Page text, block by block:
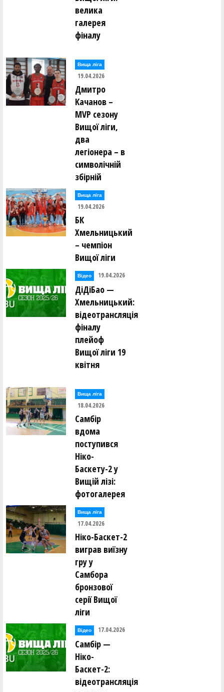
велика
галерея
фіналу
Вища лiга
19.04.2026
Дмитро
Качанов –
MVP сезону
Вищої ліги,
два
легіонера – в
символічній
збірній
Вища лiга
19.04.2026
БК
Хмельницький
– чемпіон
Вищої ліги
Відео 19.04.2026
ДіДіБао —
Хмельницький:
відеотрансляція
фіналу
плейоф
Вищої ліги 19
квітня
Вища лiга
18.04.2026
Самбір
вдома
поступився
Ніко-
Баскету-2 у
Вищій лізі:
фотогалерея
Вища лiга
17.04.2026
Ніко-Баскет-2
виграв виїзну
гру у
Самбора
бронзової
серії Вищої
ліги
Відео 17.04.2026
Самбір —
Ніко-
Баскет-2:
відеотрансляція